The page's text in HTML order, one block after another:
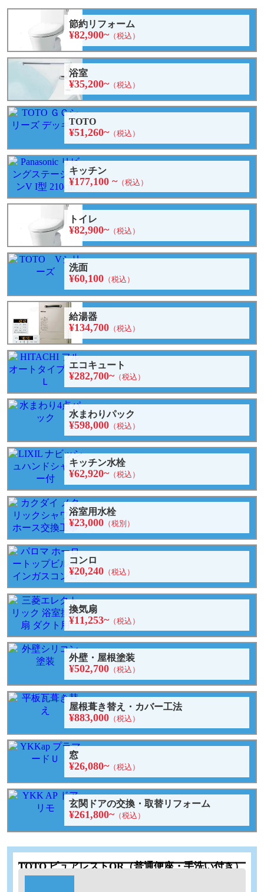
節約リフォーム
¥82,900~（税込）
浴室
¥35,200~（税込）
TOTO
¥51,260~（税込）
キッチン
¥177,100 ~（税込）
トイレ
¥82,900~（税込）
洗面
¥60,100 （税込）
給湯器
¥134,700 （税込）
エコキュート
¥282,700~（税込）
水まわりパック
¥598,000 （税込）
キッチン水栓
¥62,920~（税込）
浴室用水栓
¥23,000 （税別）
コンロ
¥20,240 （税込）
換気扇
¥11,253~（税込）
外壁・屋根塗装
¥502,700 （税込）
屋根葺き替え・カバー工法
¥883,000 （税込）
窓
¥26,080~（税込）
玄関ドアの交換・取替リフォーム
¥261,800~（税込）
TOTO ピュアレストQR（普通便座・手洗い付き）